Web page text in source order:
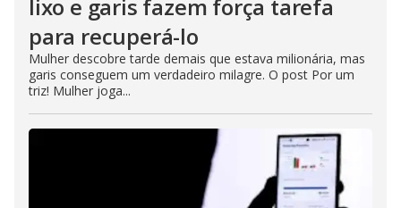
lixo e garis fazem força tarefa
para recuperá-lo
Mulher descobre tarde demais que estava milionária, mas
garis conseguem um verdadeiro milagre. O post Por um
triz! Mulher joga...